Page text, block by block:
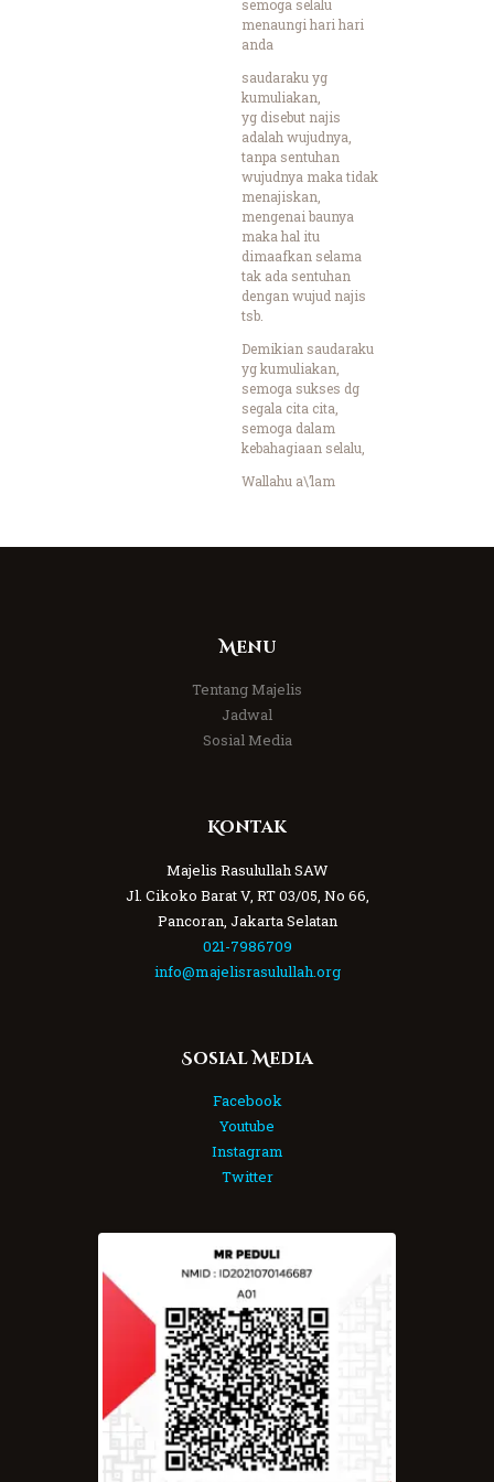
semoga selalu
menaungi hari hari
anda
saudaraku yg
kumuliakan,
yg disebut najis
adalah wujudnya,
tanpa sentuhan
wujudnya maka tidak
menajiskan,
mengenai baunya
maka hal itu
dimaafkan selama
tak ada sentuhan
dengan wujud najis
tsb.
Demikian saudaraku
yg kumuliakan,
semoga sukses dg
segala cita cita,
semoga dalam
kebahagiaan selalu,
Wallahu a\’lam
Menu
Tentang Majelis
Jadwal
Sosial Media
Kontak
Majelis Rasulullah SAW
Jl. Cikoko Barat V, RT 03/05, No 66,
Pancoran, Jakarta Selatan
021-7986709
info@majelisrasulullah.org
Sosial Media
Facebook
Youtube
Instagram
Twitter